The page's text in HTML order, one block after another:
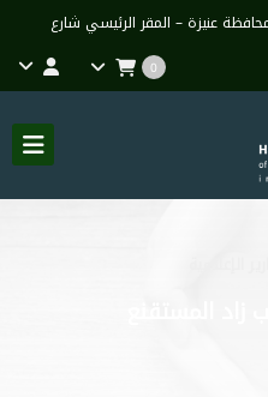
عنيزة – المقر الرئيسي شارع
0